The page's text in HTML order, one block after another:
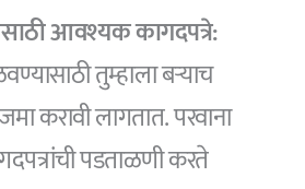
आवश्यक कागदपत्रे:
तुम्हाला बर्‍याच
करावी लागतात. परवाना
पडताळणी करते